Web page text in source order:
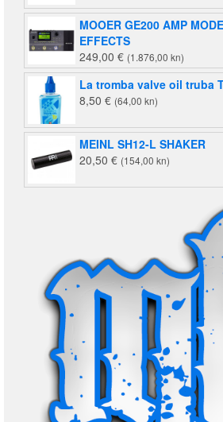
MOOER GE200 AMP
EFFECTS
249,00 € (1.876,00 kn)
La tromba valve oil truba
8,50 € (64,00 kn)
MEINL SH12-L SHAKER
20,50 € (154,00 kn)